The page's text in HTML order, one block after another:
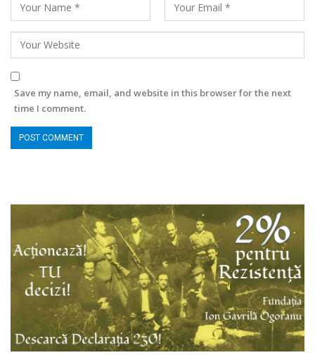
Save my name, email, and website in this browser for the next
time I comment.